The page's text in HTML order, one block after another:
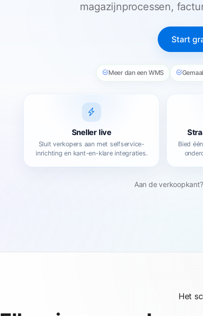
magazijnprocessen,
Start
Meer dan een WMS
Sneller live
Sluit verkopers aan met selfservice-
inrichting en kant-en-klare integraties.
Bied
Aan de
Het